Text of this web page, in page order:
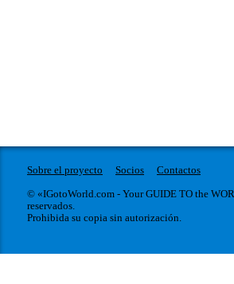
Sobre el proyecto Socios
Contactos
© «IGotoWorld.com - Your GUIDE TO the
reservados.
Prohibida su copia sin autorización.